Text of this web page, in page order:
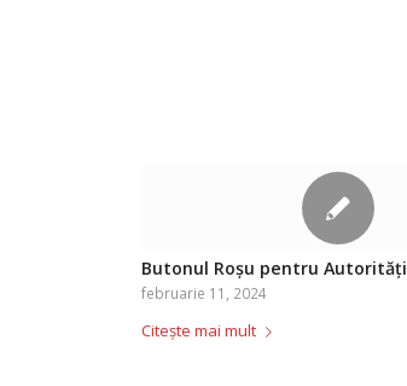
Butonul Roșu pentru Autorități
februarie 11, 2024
Citește mai mult